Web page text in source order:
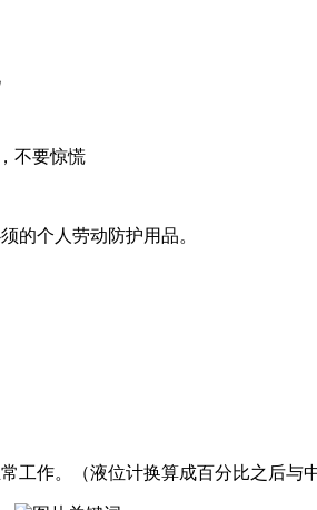
不要惊慌
的个人劳动防护用品。
工作。（液位计换算成百分比之后与